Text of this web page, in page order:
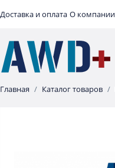
Доставка и оплата О компании
Главная Каталог товаров